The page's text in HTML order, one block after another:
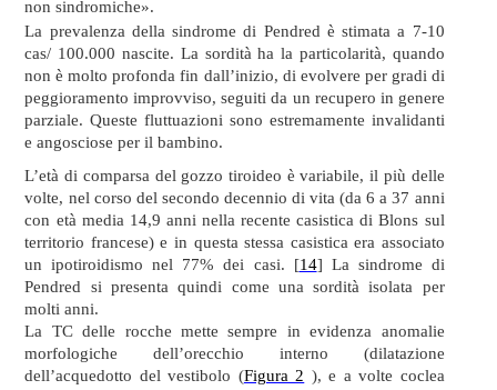
non sindromiche».
La prevalenza della sindrome di Pendred è stimata a 7-10
cas/ 100.000 nascite. La sordità ha la particolarità, quando
non è molto profonda fin dall’inizio, di evolvere per gradi di
peggioramento improvviso, seguiti da un recupero in genere
parziale. Queste fluttuazioni sono estremamente invalidanti
e angosciose per il bambino.
L’età di comparsa del gozzo tiroideo è variabile, il più delle
volte, nel corso del secondo decennio di vita (da 6 a 37 anni
con età media 14,9 anni nella recente casistica di Blons sul
territorio francese) e in questa stessa casistica era associato
un ipotiroidismo nel 77% dei casi. [14] La sindrome di
Pendred si presenta quindi come una sordità isolata per
molti anni.
La TC delle rocche mette sempre in evidenza anomalie
morfologiche dell’orecchio interno (dilatazione
dell’acquedotto del vestibolo (Figura 2 ), e a volte coclea